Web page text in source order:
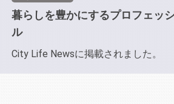
暮らしを豊かにするプロフェッ
ル
City Life Newsに掲載されました。